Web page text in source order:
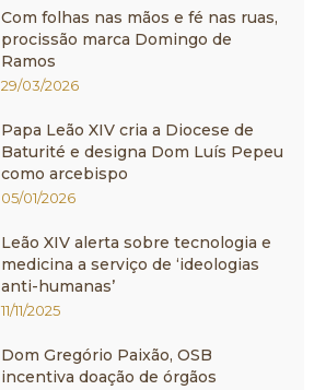
Com folhas nas mãos e fé nas ruas,
procissão marca Domingo de
Ramos
29/03/2026
Papa Leão XIV cria a Diocese de
Baturité e designa Dom Luís Pepeu
como arcebispo
05/01/2026
Leão XIV alerta sobre tecnologia e
medicina a serviço de ‘ideologias
anti-humanas’
11/11/2025
Dom Gregório Paixão, OSB
incentiva doação de órgãos